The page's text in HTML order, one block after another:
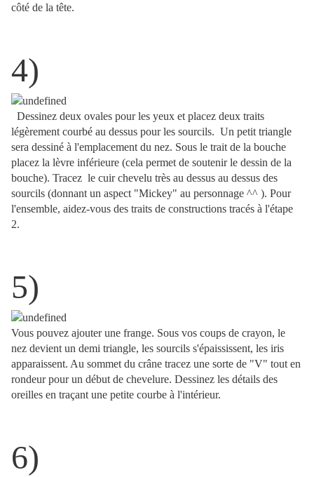
côté de la tête.
4)
Dessinez deux ovales pour les yeux et placez deux traits
légèrement courbé au dessus pour les sourcils. Un petit triangle
sera dessiné à l'emplacement du nez. Sous le trait de la bouche
placez la lèvre inférieure (cela permet de soutenir le dessin de la
bouche). Tracez le cuir chevelu très au dessus au dessus des
sourcils (donnant un aspect "Mickey" au personnage ^^ ). Pour
l'ensemble, aidez-vous des traits de constructions tracés à l'étape
2.
5)
Vous pouvez ajouter une frange. Sous vos coups de crayon, le
nez devient un demi triangle, les sourcils s'épaississent, les iris
apparaissent. Au sommet du crâne tracez une sorte de "V" tout en
rondeur pour un début de chevelure. Dessinez les détails des
oreilles en traçant une petite courbe à l'intérieur.
6)